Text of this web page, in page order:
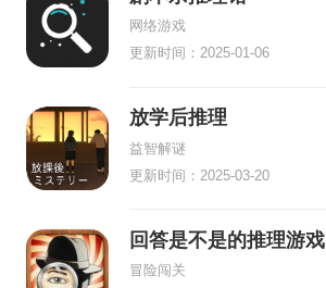
网络游戏
更新时间：2025-01-06
放学后推理
益智解谜
更新时间：2025-03-20
回答是不是的推理游戏
冒险闯关